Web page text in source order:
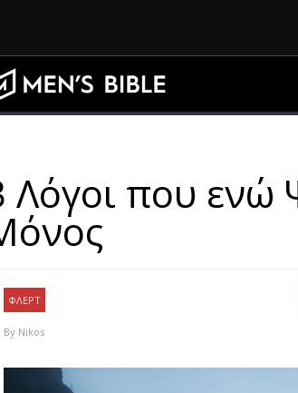
Λόγοι που ενώ
ΦΛΕΡΤ
By Nikos